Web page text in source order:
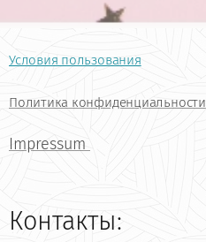
Условия пользования
Политика конфиденциальности
Impressum
Контакты: